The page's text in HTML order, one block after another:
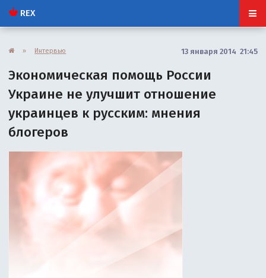
REX
» Интервью 13 января 2014 21:45
Экономическая помощь России
Украине не улучшит отношение
украинцев к русским: мнения
блогеров